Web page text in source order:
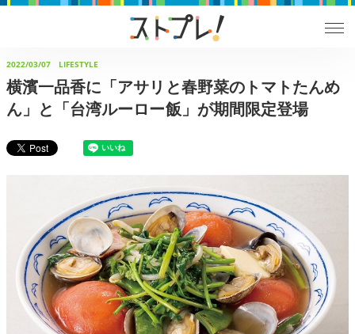
2022/03/07 LIFESTYLE
横濱一品香に「アサリと春野菜のトマトたんめ
ん」と「台湾ルーロー飯」が期間限定登場